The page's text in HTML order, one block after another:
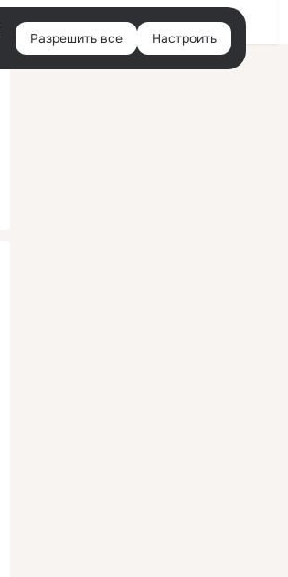
Войти
Разрешить все Настроить